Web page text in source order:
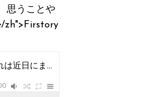
思うことや
zh">Firstory
近頃のポッドキャスト活動（かなり活発中）・・佐野元春 45th Anniversary のあれこれは近日にまた